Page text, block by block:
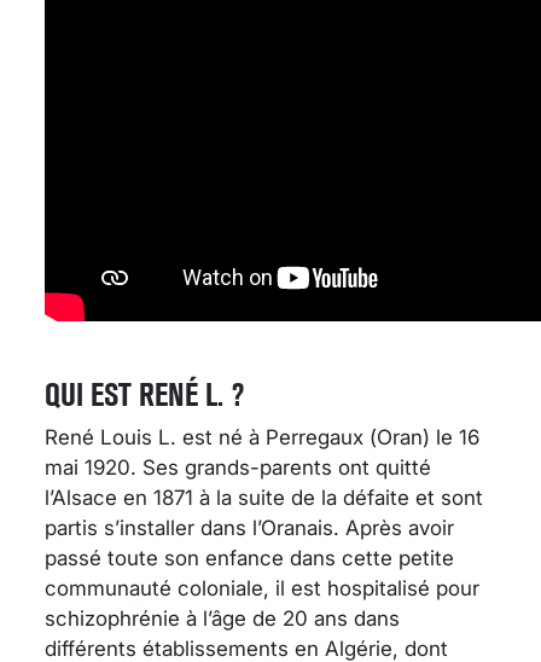
QUI EST RENÉ L. ?
René Louis L. est né à Perregaux (Oran) le 16
mai 1920. Ses grands-parents ont quitté
l’Alsace en 1871 à la suite de la défaite et sont
partis s’installer dans l’Oranais. Après avoir
passé toute son enfance dans cette petite
communauté coloniale, il est hospitalisé pour
schizophrénie à l’âge de 20 ans dans
différents établissements en Algérie, dont